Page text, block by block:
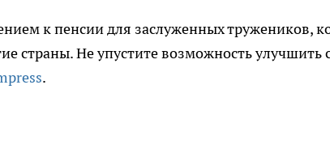
к пенсии для заслуженных тружеников,
страны. Не упустите возможность улучшить
.